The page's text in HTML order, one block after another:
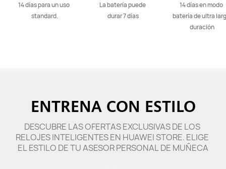
14 días para un uso
standard.
La batería puede
durar 7 días
14 días en modo
batería de ultra
duración
ENTRENA CON ESTILO
DESCUBRE LAS OFERTAS EXCLUSIVAS DE LOS
RELOJES INTELIGENTES EN HUAWEI STORE. ELIGE
EL ESTILO DE TU ASESOR PERSONAL DE MUÑECA